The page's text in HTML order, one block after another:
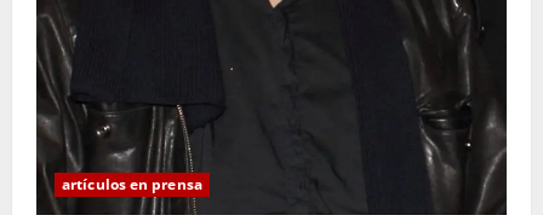
artículos en prensa